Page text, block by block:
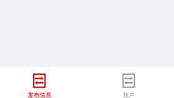
发布信息 账户